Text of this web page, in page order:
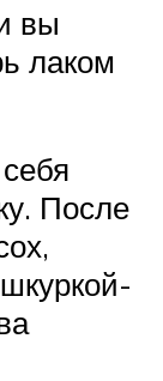
вы
лаком
После